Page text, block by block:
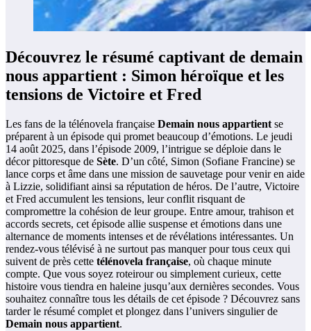
Découvrez le résumé captivant de demain
nous appartient : Simon héroïque et les
tensions de Victoire et Fred
Les fans de la télénovela française Demain nous appartient se
préparent à un épisode qui promet beaucoup d’émotions. Le jeudi
14 août 2025, dans l’épisode 2009, l’intrigue se déploie dans le
décor pittoresque de Sète. D’un côté, Simon (Sofiane Francine) se
lance corps et âme dans une mission de sauvetage pour venir en aide
à Lizzie, solidifiant ainsi sa réputation de héros. De l’autre, Victoire
et Fred accumulent les tensions, leur conflit risquant de
compromettre la cohésion de leur groupe. Entre amour, trahison et
accords secrets, cet épisode allie suspense et émotions dans une
alternance de moments intenses et de révélations intéressantes. Un
rendez-vous télévisé à ne surtout pas manquer pour tous ceux qui
suivent de près cette télénovela française, où chaque minute
compte. Que vous soyez roteirour ou simplement curieux, cette
histoire vous tiendra en haleine jusqu’aux dernières secondes. Vous
souhaitez connaître tous les détails de cet épisode ? Découvrez sans
tarder le résumé complet et plongez dans l’univers singulier de
Demain nous appartient.